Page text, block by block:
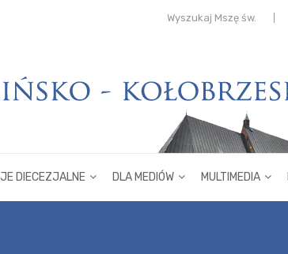
Wyszukaj Mszę św.
DIECEZJALNE DLA MEDIÓW MULTIMEDIA